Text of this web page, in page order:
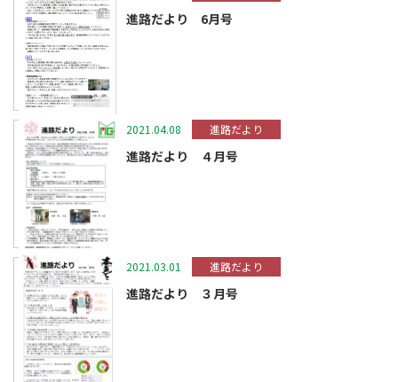
進路だより 6月号
2021.04.08 進路だより
進路だより ４月号
2021.03.01 進路だより
進路だより ３月号